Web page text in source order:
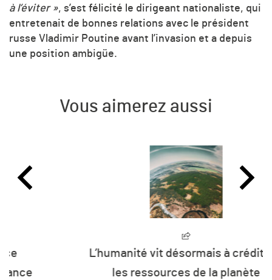
à l’éviter », s’est félicité le dirigeant nationaliste, qui
entretenait de bonnes relations avec le président
russe Vladimir Poutine avant l’invasion et a depuis
une position ambigüe.
Vous aimerez aussi
L’humanité vit désormais à crédit sur
les ressources de la planète